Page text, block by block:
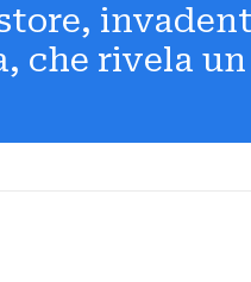
che rivela